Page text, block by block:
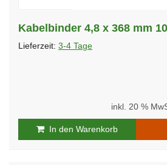
Kabelbinder 4,8 x 368 mm
Lieferzeit: 3-4 Tage
inkl. 20 %
In den Warenkorb